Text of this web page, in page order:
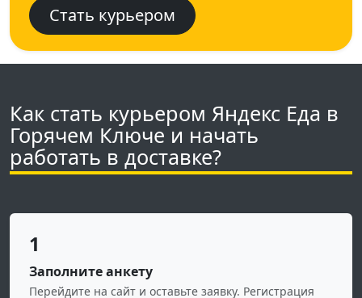
Стать курьером
Как стать курьером Яндекс Еда в
Горячем Ключе и начать
работать в доставке?
1
Заполните анкету
Перейдите на сайт и оставьте заявку. Регистрация